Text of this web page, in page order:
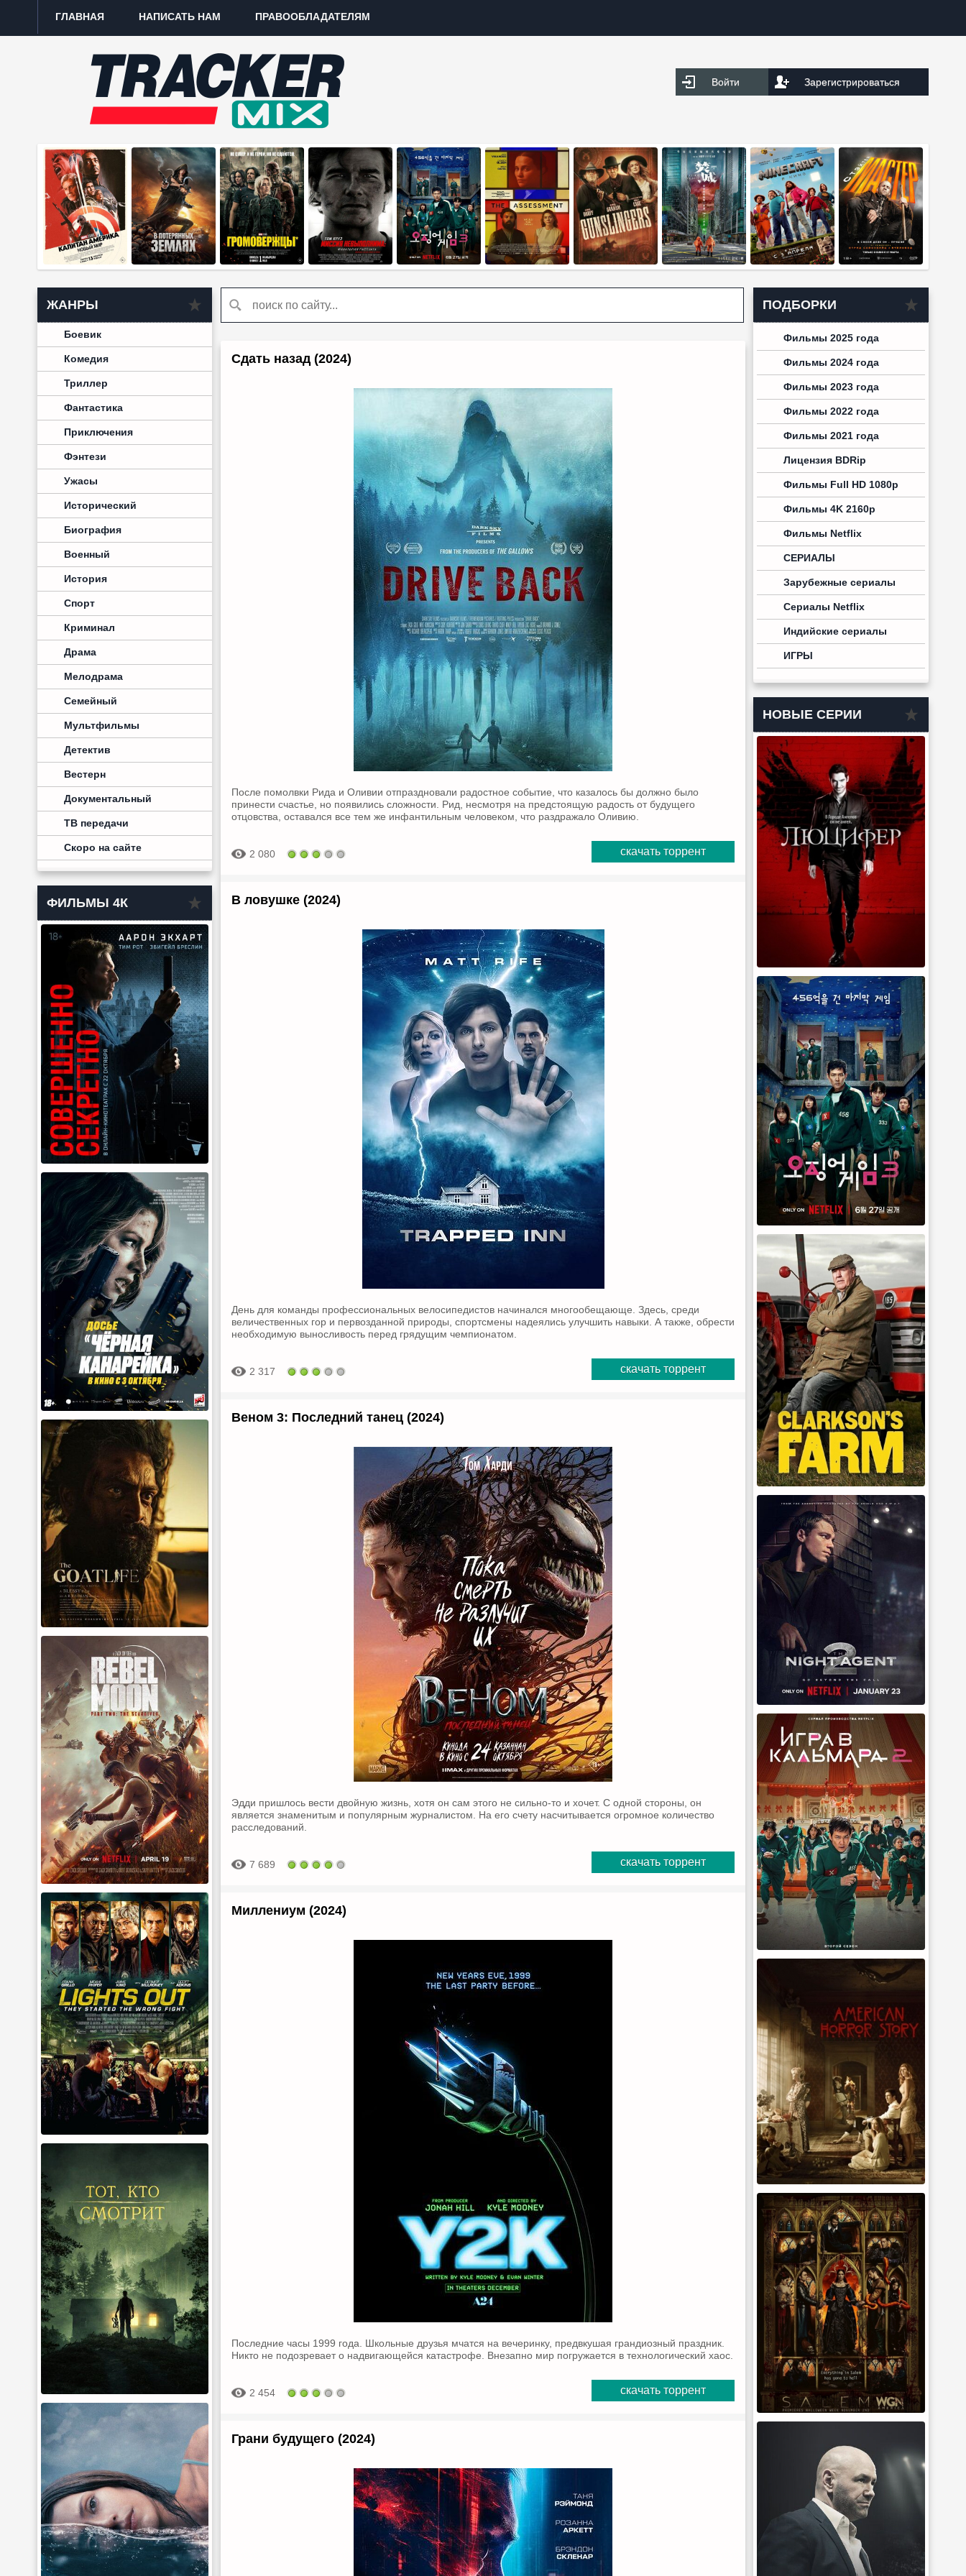
ГЛАВНАЯ НАПИСАТЬ НАМ ПРАВООБЛАДАТЕЛЯМ
Войти Зарегистрироваться
ЖАНРЫ
Боевик
Комедия
Триллер
Фантастика
Приключения
Фэнтези
Ужасы
Исторический
Биография
Военный
История
Спорт
Криминал
Драма
Мелодрама
Семейный
Мультфильмы
Детектив
Вестерн
Документальный
ТВ передачи
Скоро на сайте
ФИЛЬМЫ 4К
Сдать назад (2024)
После помолвки Рида и Оливии отпраздновали радостное событие, что казалось бы должно было
принести счастье, но появились сложности. Рид, несмотря на предстоящую радость от будущего
отцовства, оставался все тем же инфантильным человеком, что раздражало Оливию.
2 080 скачать торрент
В ловушке (2024)
День для команды профессиональных велосипедистов начинался многообещающе. Здесь, среди
величественных гор и первозданной природы, спортсмены надеялись улучшить навыки. А также, обрести
необходимую выносливость перед грядущим чемпионатом.
2 317 скачать торрент
Веном 3: Последний танец (2024)
Эдди пришлось вести двойную жизнь, хотя он сам этого не сильно-то и хочет. С одной стороны, он
является знаменитым и популярным журналистом. На его счету насчитывается огромное количество
расследований.
7 689 скачать торрент
Миллениум (2024)
Последние часы 1999 года. Школьные друзья мчатся на вечеринку, предвкушая грандиозный праздник.
Никто не подозревает о надвигающейся катастрофе. Внезапно мир погружается в технологический хаос.
2 454 скачать торрент
Грани будущего (2024)
ПОДБОРКИ
Фильмы 2025 года
Фильмы 2024 года
Фильмы 2023 года
Фильмы 2022 года
Фильмы 2021 года
Лицензия BDRip
Фильмы Full HD 1080p
Фильмы 4K 2160p
Фильмы Netflix
СЕРИАЛЫ
Зарубежные сериалы
Сериалы Netflix
Индийские сериалы
ИГРЫ
НОВЫЕ СЕРИИ